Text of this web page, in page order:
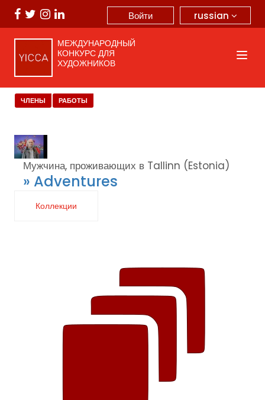
russian
Войти
МЕЖДУНАРОДНЫЙ
КОНКУРС ДЛЯ
ХУДОЖНИКОВ
ЧЛЕНЫ РАБОТЫ
Мужчина, проживающих в Tallinn (Estonia)
» Adventures
Коллекции